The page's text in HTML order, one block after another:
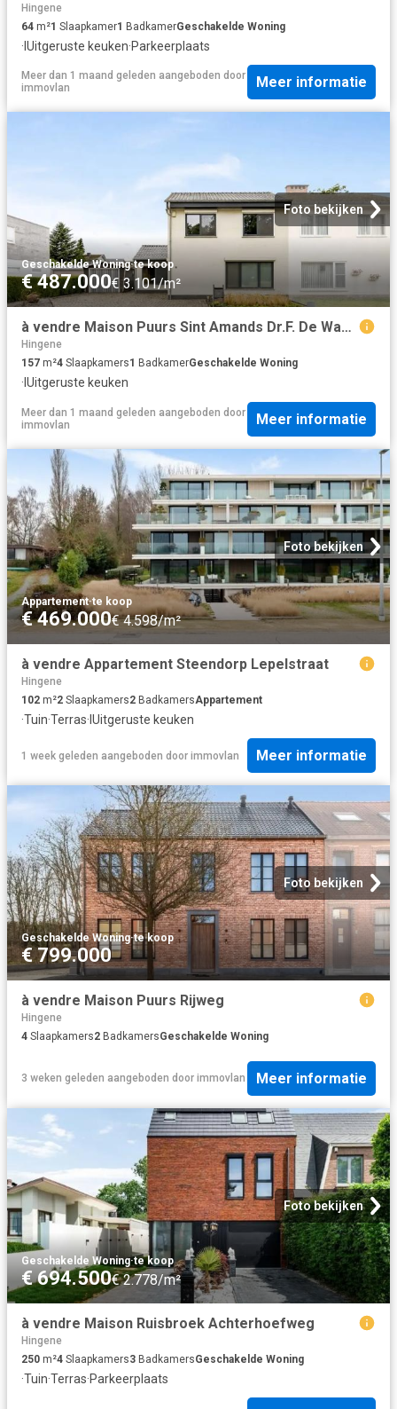
Hingene
64 m²1 Slaapkamer1 BadkamerGeschakelde Woning
·IUitgeruste keuken·Parkeerplaats
Meer dan 1 maand geleden aangeboden door
immovlan
Meer informatie
Foto bekijken
Geschakelde Woning·te koop
€ 487.000€ 3.101/m²
à vendre Maison Puurs Sint Amands Dr.F. De Wachterlaan
Hingene
157 m²4 Slaapkamers1 BadkamerGeschakelde Woning
· IUitgeruste keuken
Meer dan 1 maand geleden aangeboden door
immovlan
Meer informatie
Foto bekijken
Appartement·te koop
€ 469.000€ 4.598/m²
à vendre Appartement Steendorp Lepelstraat
Hingene
102 m²2 Slaapkamers2 BadkamersAppartement
·Tuin·Terras· IUitgeruste keuken
1 week geleden aangeboden door immovlan Meer informatie
Foto bekijken
Geschakelde Woning·te koop
€ 799.000
à vendre Maison Puurs Rijweg
Hingene
4 Slaapkamers2 BadkamersGeschakelde Woning
3 weken geleden aangeboden door immovlan Meer informatie
Foto bekijken
Geschakelde Woning·te koop
€ 694.500€ 2.778/m²
à vendre Maison Ruisbroek Achterhoefweg
Hingene
250 m²4 Slaapkamers3 BadkamersGeschakelde Woning
·Tuin·Terras·Parkeerplaats